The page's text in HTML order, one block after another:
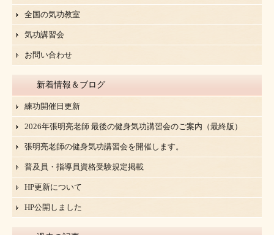
全国の気功教室
気功講習会
お問い合わせ
新着情報＆ブログ
練功開催日更新
2026年張明亮老師 最後の健身気功講習会のご案内（最終版）
張明亮老師の健身気功講習会を開催します。
普及員・指導員資格受験規定掲載
HP更新について
HP公開しました